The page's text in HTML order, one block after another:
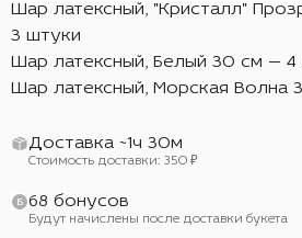
Шар латексный, "Кристалл"
3 штуки
Шар латексный, Белый 30 см — 4
Шар латексный, Морская Волна
Доставка ~1ч 30м
Стоимость доставки: 350 ₽
68 бонусов
Будут начислены после доставки букета